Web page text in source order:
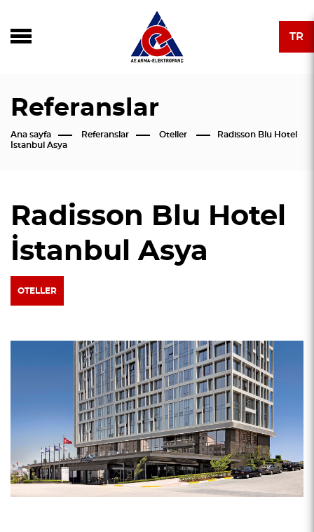
TR
Referanslar
Ana sayfa Referanslar Oteller
Radisson Blu Hotel
İstanbul Asya
Radisson Blu Hotel
İstanbul Asya
OTELLER